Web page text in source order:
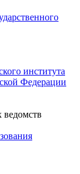
института
Федерации